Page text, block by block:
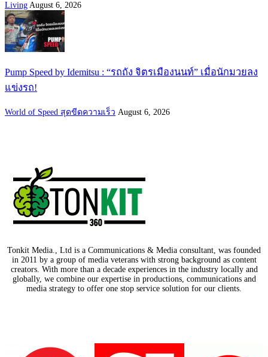
Living August 6, 2026
Pump Speed by Idemitsu : “รถถัง จิตรเมืองนนท์” เมื่อนักมวยลง
แข่งรถ!
World of Speed สุดขีดความเร็ว August 6, 2026
Tonkit Media., Ltd is a Communications & Media consultant, was founded
in 2011 by a group of media veterans with strong background as content
creators. With more than a decade experiences in the industry locally and
globally, we combine our expertise in productions, communications and
media strategy to offer one stop service solution for our clients.